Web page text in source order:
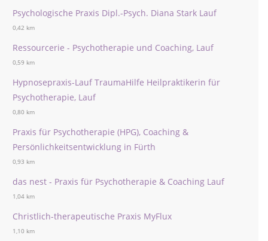
Psychologische Praxis Dipl.-Psych. Diana Stark Lauf
0,42 km
Ressourcerie - Psychotherapie und Coaching, Lauf
0,59 km
Hypnosepraxis-Lauf TraumaHilfe Heilpraktikerin für
Psychotherapie, Lauf
0,80 km
Praxis für Psychotherapie (HPG), Coaching &
Persönlichkeitsentwicklung in Fürth
0,93 km
das nest - Praxis für Psychotherapie & Coaching Lauf
1,04 km
Christlich-therapeutische Praxis MyFlux
1,10 km